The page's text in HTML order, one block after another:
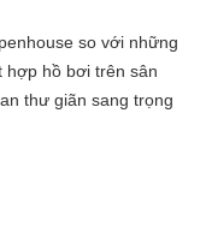
so với những
hợp hồ bơi trên sân
thư giãn sang trọng